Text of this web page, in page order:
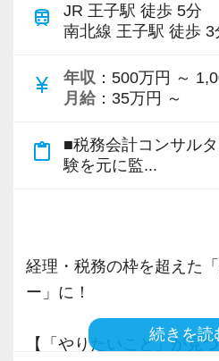
＼こんな方にぴったりな
☆ 業界未経験から税務会
たい
☆ お客様と長く向き合う
られる方
【少人数だからこその魅
す】
人数が少ないからこそ、
る距離感で仕事ができる
train
JR 王子駅 徒歩 5分
南北線 王子駅 徒歩 3
currency_yen 年収 ：500万円 ～
月給 ：35万円 ～
content_paste
■税務会計コンサル
験を元に監...
経理・税務の枠を超えた
ー」に！
【「やりたいこと」が見
続きを読